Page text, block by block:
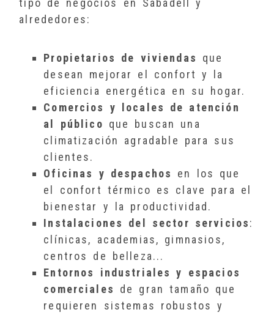
tipo de negocios en Sabadell y
alrededores:
Propietarios de viviendas
que
desean mejorar el confort y la
eficiencia energética en su hogar.
Comercios y locales de atención
al público que buscan una
climatización agradable para sus
clientes.
Oficinas y despachos
en los que
el confort térmico es clave para el
bienestar y la productividad.
Instalaciones del sector servicios:
clínicas, academias, gimnasios,
centros de belleza...
Entornos industriales y espacios
comerciales
de gran tamaño que
requieren sistemas robustos y